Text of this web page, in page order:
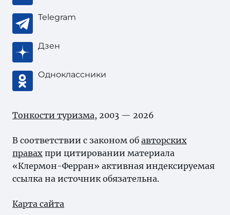
Telegram
Дзен
Одноклассники
Тонкости туризма, 2003 — 2026
В соответствии с законом об авторских
правах при цитировании материала
«Клермон-Ферран» активная индексируемая
ссылка на источник обязательна.
Карта сайта